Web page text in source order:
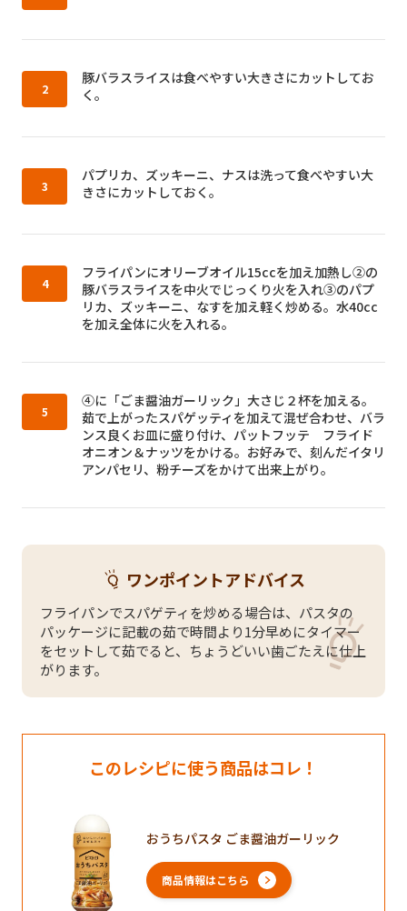
作り方2：
豚バラスライスは食べやすい大きさにカットしてお
く。
作り方3：
パプリカ、ズッキーニ、ナスは洗って食べやすい大
きさにカットしておく。
作り方4：
フライパンにオリーブオイル15ccを加え加熱し②の
豚バラスライスを中火でじっくり火を入れ③のパプ
リカ、ズッキーニ、なすを加え軽く炒める。水40cc
を加え全体に火を入れる。
作り方5：
④に「ごま醤油ガーリック」大さじ２杯を加える。
茹で上がったスパゲッティを加えて混ぜ合わせ、バラ
ンス良くお皿に盛り付け、パットフッテ フライド
オニオン＆ナッツをかける。お好みで、刻んだイタリ
アンパセリ、粉チーズをかけて出来上がり。
ワンポイントアドバイス
フライパンでスパゲティを炒める場合は、パスタの
パッケージに記載の茹で時間より1分早めにタイマー
をセットして茹でると、ちょうどいい歯ごたえに仕上
がります。
このレシピに使う商品はコレ！
おうちパスタ ごま醤油ガーリック
商品情報はこちら